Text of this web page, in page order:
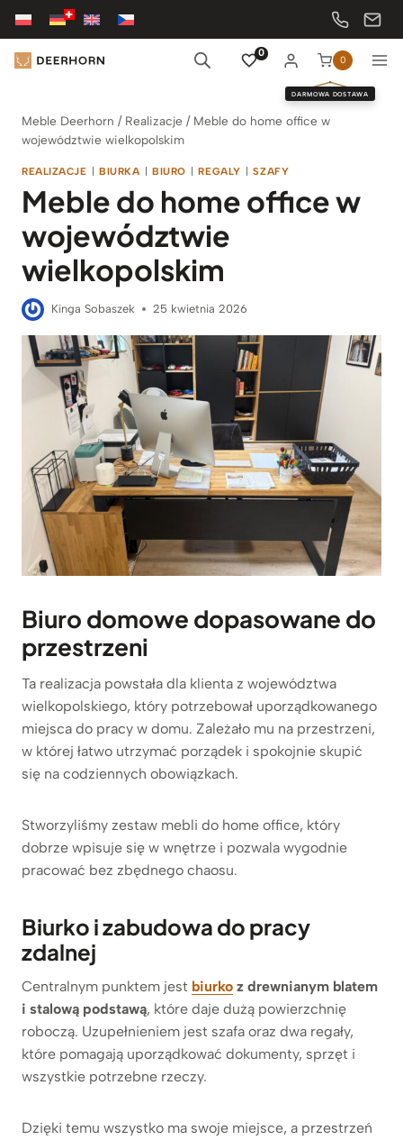
Przejdź
treści
0
0
DARMOWA DOSTAWA
Meble Deerhorn / Realizacje / Meble do home office w
województwie wielkopolskim
REALIZACJE | BIURKA | BIURO | REGALY | SZAFY
Meble do home office w
województwie
wielkopolskim
Kinga Sobaszek 25 kwietnia 2026
Biuro domowe dopasowane do
przestrzeni
Ta realizacja powstała dla klienta z województwa
wielkopolskiego, który potrzebował uporządkowanego
miejsca do pracy w domu. Zależało mu na przestrzeni,
w której łatwo utrzymać porządek i spokojnie skupić
się na codziennych obowiązkach.
Stworzyliśmy zestaw mebli do home office, który
dobrze wpisuje się w wnętrze i pozwala wygodnie
pracować bez zbędnego chaosu.
Biurko i zabudowa do pracy
zdalnej
Centralnym punktem jest biurko z drewnianym blatem
i stalową podstawą, które daje dużą powierzchnię
roboczą. Uzupełnieniem jest szafa oraz dwa regały,
które pomagają uporządkować dokumenty, sprzęt i
wszystkie potrzebne rzeczy.
Dzięki temu wszystko ma swoje miejsce, a przestrzeń